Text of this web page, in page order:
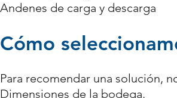
Andenes de carga y descarga
Cómo
Para recomendar una solución,
Dimensiones de la bodega.